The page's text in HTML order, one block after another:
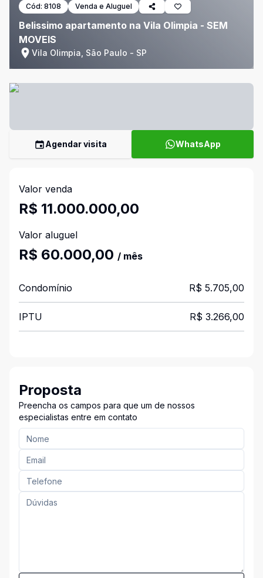
Cód: 8108 Venda e Aluguel
Belissimo apartamento na Vila Olimpia - SEM
MOVEIS
Vila Olimpia, São Paulo - SP
Agendar visita WhatsApp
Valor venda
R$ 11.000.000,00
Valor aluguel
R$ 60.000,00 / mês
Condomínio R$ 5.705,00
IPTU R$ 3.266,00
Proposta
Preencha os campos para que um de nossos
especialistas entre em contato